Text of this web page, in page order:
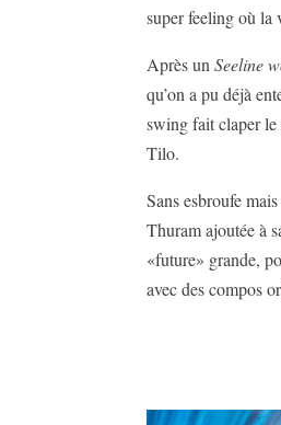
super feeling où la
Après unSeeline
qu’on a pu déjà
swing fait claper
Tilo.
Sans esbroufe
Thuram ajoutée à
«future» grande,
avec des compos